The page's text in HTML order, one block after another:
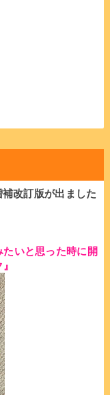
改訂版が出ました
いと思った時に開